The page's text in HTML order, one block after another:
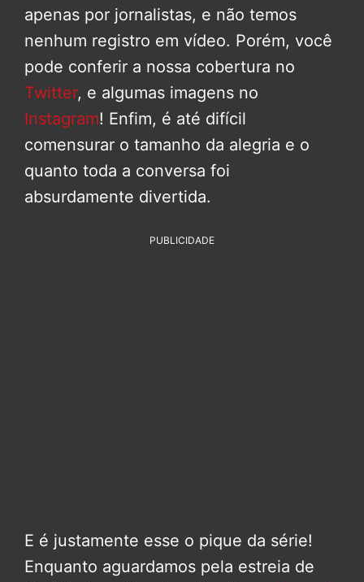
apenas por jornalistas, e não temos
nenhum registro em vídeo. Porém, você
pode conferir a nossa cobertura no
Twitter, e algumas imagens no
Instagram! Enfim, é até difícil
comensurar o tamanho da alegria e o
quanto toda a conversa foi
absurdamente divertida.
PUBLICIDADE
E é justamente esse o pique da série!
Enquanto aguardamos pela estreia de